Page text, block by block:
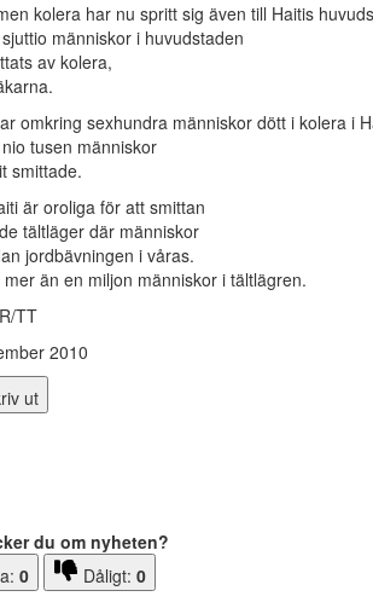
kolera har nu spritt sig även till Haitis
människor i huvudstaden
av kolera,
omkring sexhundra människor dött i kolera i
tusen människor
smittade.
är oroliga för att smittan
tältläger där människor
jordbävningen i våras.
mer än en miljon människor i tältlägren.
TT
2010
ut
du om nyheten?
0 Dåligt: 0